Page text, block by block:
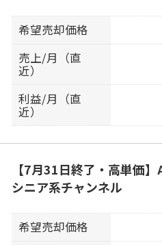
希望売却価格
売上/月（直
近）
利益/月（直
近）
【7月31日終了・高単価
シニア系チャンネル
希望売却価格